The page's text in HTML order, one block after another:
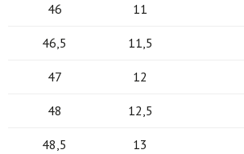
46 11
46,5 11,5
47 12
48 12,5
48,5 13